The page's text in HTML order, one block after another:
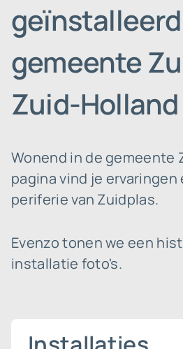
gemeente
Zuid-Holland
Wonend in de gemeente
pagina vind je ervaringen
periferie van Zuidplas.
Evenzo tonen we een
installatie foto's.